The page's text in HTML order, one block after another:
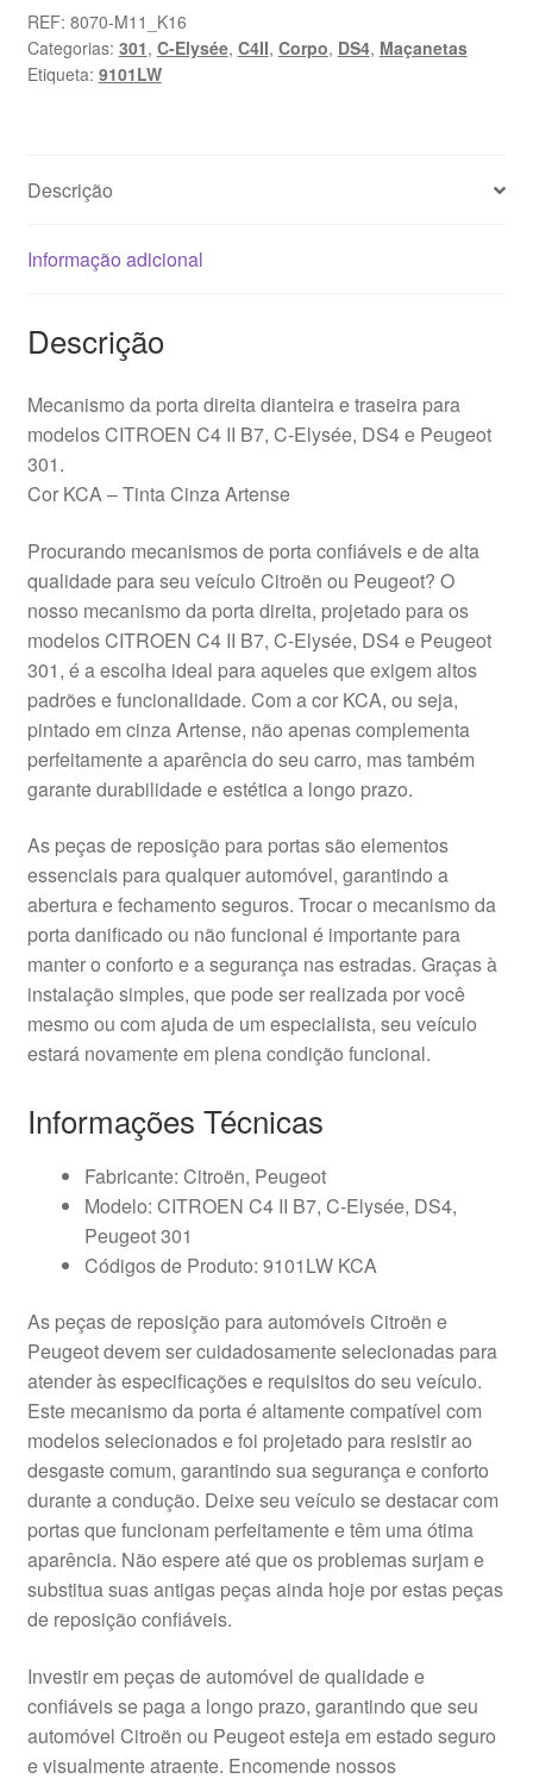
Porta
Citroën
Peugeot
REF: 8070-M11_K16
Categorias: 301, C-Elysée, C4II, Corpo, DS4, Maçanetas
Etiqueta: 9101LW
Descrição
Informação adicional
Descrição
Mecanismo da porta direita dianteira e traseira para
modelos CITROEN C4 II B7, C-Elysée, DS4 e Peugeot
301.
Cor KCA – Tinta Cinza Artense
Procurando mecanismos de porta confiáveis e de alta
qualidade para seu veículo Citroën ou Peugeot? O
nosso mecanismo da porta direita, projetado para os
modelos CITROEN C4 II B7, C-Elysée, DS4 e Peugeot
301, é a escolha ideal para aqueles que exigem altos
padrões e funcionalidade. Com a cor KCA, ou seja,
pintado em cinza Artense, não apenas complementa
perfeitamente a aparência do seu carro, mas também
garante durabilidade e estética a longo prazo.
As peças de reposição para portas são elementos
essenciais para qualquer automóvel, garantindo a
abertura e fechamento seguros. Trocar o mecanismo da
porta danificado ou não funcional é importante para
manter o conforto e a segurança nas estradas. Graças à
instalação simples, que pode ser realizada por você
mesmo ou com ajuda de um especialista, seu veículo
estará novamente em plena condição funcional.
Informações Técnicas
Fabricante: Citroën, Peugeot
Modelo: CITROEN C4 II B7, C-Elysée, DS4,
Peugeot 301
Códigos de Produto: 9101LW KCA
As peças de reposição para automóveis Citroën e
Peugeot devem ser cuidadosamente selecionadas para
atender às especificações e requisitos do seu veículo.
Este mecanismo da porta é altamente compatível com
modelos selecionados e foi projetado para resistir ao
desgaste comum, garantindo sua segurança e conforto
durante a condução. Deixe seu veículo se destacar com
portas que funcionam perfeitamente e têm uma ótima
aparência. Não espere até que os problemas surjam e
substitua suas antigas peças ainda hoje por estas peças
de reposição confiáveis.
Investir em peças de automóvel de qualidade e
confiáveis se paga a longo prazo, garantindo que seu
automóvel Citroën ou Peugeot esteja em estado seguro
e visualmente atraente. Encomende nossos